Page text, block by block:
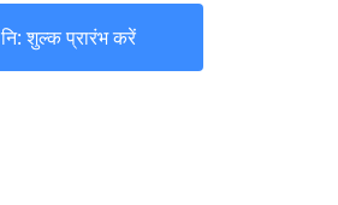
नि: शुल्क प्रारंभ करें